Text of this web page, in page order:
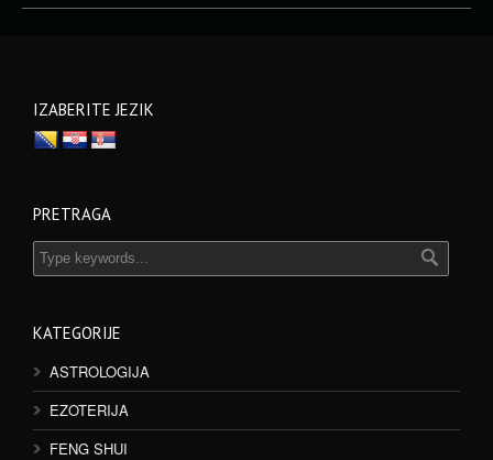
IZABERITE JEZIK
PRETRAGA
KATEGORIJE
ASTROLOGIJA
EZOTERIJA
FENG SHUI